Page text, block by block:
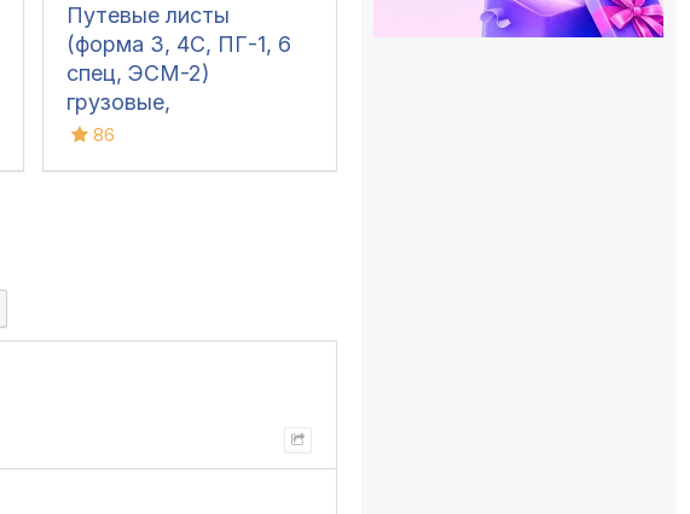
Путевые листы
(форма 3, 4С, ПГ-1, 6
спец, ЭСМ-2)
грузовые,
строительные,
86